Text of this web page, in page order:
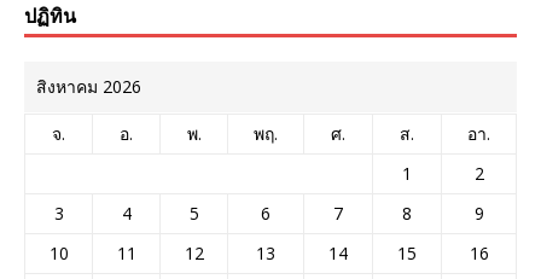
ปฏิทิน
สิงหาคม 2026
จ. อ. พ. พฤ. ศ. ส.
อา.
1
2
3
4 5 6 7 8
9
10
11 12 13 14 15
16